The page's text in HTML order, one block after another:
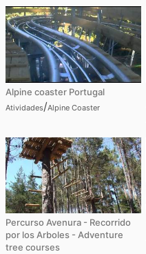
Alpine coaster Portugal
Atividades/Alpine Coaster
Percurso Avenura - Recorrido
por los Arboles - Adventure
tree courses